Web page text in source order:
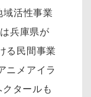
域活性事業
兵庫県が
る民間事業
ニメアイラ
タールも